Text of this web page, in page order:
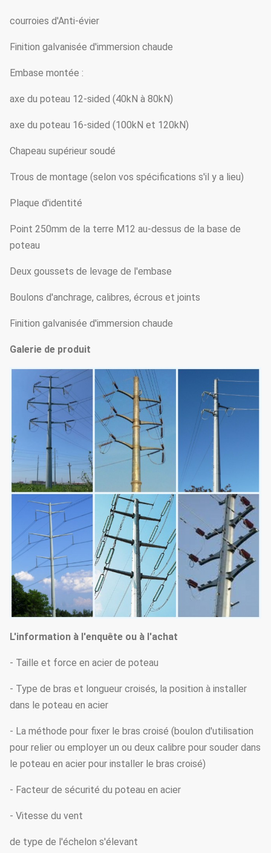
courroies d'Anti-évier
Finition galvanisée d'immersion chaude
Embase montée :
axe du poteau 12-sided (40kN à 80kN)
axe du poteau 16-sided (100kN et 120kN)
Chapeau supérieur soudé
Trous de montage (selon vos spécifications s'il y a lieu)
Plaque d'identité
Point 250mm de la terre M12 au-dessus de la base de
poteau
Deux goussets de levage de l'embase
Boulons d'anchrage, calibres, écrous et joints
Finition galvanisée d'immersion chaude
Galerie de produit
L'information à l'enquête ou à l'achat
- Taille et force en acier de poteau
- Type de bras et longueur croisés, la position à installer
dans le poteau en acier
- La méthode pour fixer le bras croisé (boulon d'utilisation
pour relier ou employer un ou deux calibre pour souder dans
le poteau en acier pour installer le bras croisé)
- Facteur de sécurité du poteau en acier
- Vitesse du vent
de type de l'échelon s'élevant